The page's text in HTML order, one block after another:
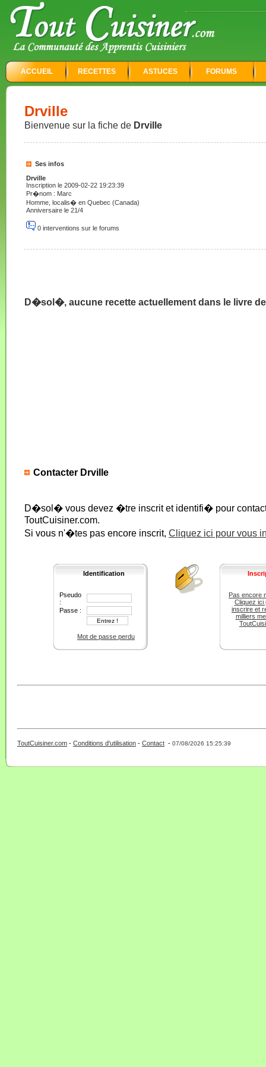
ACCUEIL RECETTES ASTUCES FORUMS
Drville
Bienvenue sur la fiche de Drville
Ses infos
Drville
Inscription le 2009-02-22 19:23:39
Pr�nom : Marc
Homme, localis� en Quebec (Canada)
Anniversaire le 21/4
0 interventions sur le forums
D�sol�, aucune recette actuellement dans le livre
Contacter Drville
D�sol� vous devez �tre inscrit et identifi� pour
ToutCuisiner.com.
Si vous n'�tes pas encore inscrit, Cliquez ici pour vous
Identification
Pseudo
:
Passe :
Mot de passe perdu
Pas encore
Cliquez ici
inscrire et
milliers
ToutCuisiner.com - Conditions d'utilisation - Contact - 07/08/2026 15:25:39